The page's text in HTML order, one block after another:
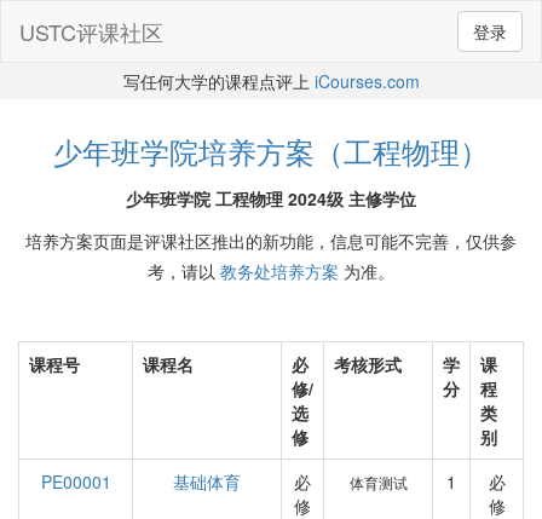
登录
USTC评课社区
写任何大学的课程点评上 iCourses.com
少年班学院培养方案（工程物理）
少年班学院 工程物理 2024级 主修学位
培养方案页面是评课社区推出的新功能，信息可能不完善，仅供参
考，请以 教务处培养方案 为准。
课程号 课程名
必
修/
选
修
考核形式
学
分
课
程
类
别
PE00001
基础体育
必
修
体育测试 1
必
修